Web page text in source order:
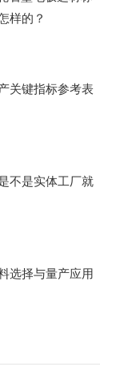
样的？
关键指标参考表
不是实体工厂就
选择与量产应用